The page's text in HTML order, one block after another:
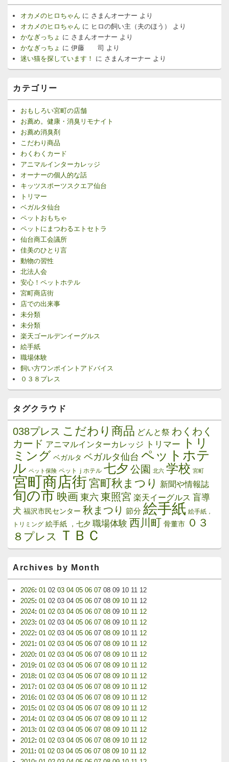
オカメのヒロちゃん に さまんオーナー より
オカメのヒロちゃん に ヒロの飼い主（夫のほう）
より
かなぎっちょ に さまんオーナー より
かなぎっちょ に 伊藤 司 より
迷い猫を探しています！
に さまんオーナー より
カテゴリー
おもしろい宮町の店舗
お薦め。健康・消臭リモナイト
お薦め消臭剤
こだわり商品
わくわくカード
アニマルインターカレッジ
オーナーの個人的な話
キッツスポーツスクエア仙台
トリマー
ベガルタ仙台
ペットおもちゃ
ペットにまつわるエトセトラ
仙台商工会議所
佳美のひとり言
動物の習性
北法人会
安心！ペットホテル
宮町商店街
店での出来事
未分類
未分類
楽天ゴールデンイーグルス
絵手紙
職場体験
飼い方ワンポイントアドバイス
０３８プレス
タグクラウド
038プレス こだわり商品 どんと祭 わくわく
カード アニマルインターカレッジ トリマー
トリ
ミング ベガルタ ベガルタ仙台 ペットホテ
ル ペット保険 ペットｊホテル 七夕 公園 北六 学校 宮町
宮町商店街 宮町秋まつり 新聞や情報誌
旬の市 映画 東六 東照宮 楽天イーグルス 盲導
犬 福沢市民センター 秋まつり 節分 絵手紙 絵手紙，
トリミング 絵手紙 ，七夕 職場体験 西川町 骨董市 ０３
８プレス
ＴＢＣ
Archives by Month
2026: 01 02 03 04 05 06 07 08 09 10 11 12
2025: 01 02 03 04 05 06 07 08 09 10 11 12
2024: 01 02 03 04 05 06 07 08 09 10 11 12
2023: 01 02 03 04 05 06 07 08 09 10 11 12
2022: 01 02 03 04 05 06 07 08 09 10 11 12
2021: 01 02 03 04 05 06 07 08 09 10 11 12
2020: 01 02 03 04 05 06 07 08 09 10 11 12
2019: 01 02 03 04 05 06 07 08 09 10 11 12
2018: 01 02 03 04 05 06 07 08 09 10 11 12
2017: 01 02 03 04 05 06 07 08 09 10 11 12
2016: 01 02 03 04 05 06 07 08 09 10 11 12
2015: 01 02 03 04 05 06 07 08 09 10 11 12
2014: 01 02 03 04 05 06 07 08 09 10 11 12
2013: 01 02 03 04 05 06 07 08 09 10 11 12
2012: 01 02 03 04 05 06 07 08 09 10 11 12
2011: 01 02 03 04 05 06 07 08 09 10 11 12